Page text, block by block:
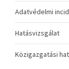
Adatvédelmi
Hatásvizsgálat
Közigazgatási